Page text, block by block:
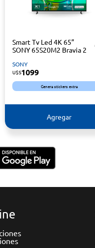
Smart Tv Led 4K 65”
SONY 65S20M2 Bravia 2
SONY
U$S1099
Genera stickers extra
Agregar